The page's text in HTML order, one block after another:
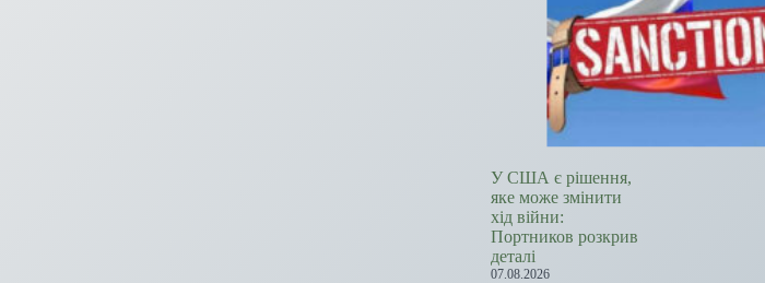
У США є рішення,
яке може змінити
хід війни:
Портников розкрив
деталі
07.08.2026